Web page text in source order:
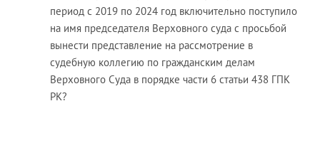
период с 2019 по 2024 год включительно поступило
на имя председателя Верховного суда с просьбой
вынести представление на рассмотрение в
судебную коллегию по гражданским делам
Верховного Суда в порядке части 6 статьи 438 ГПК
РК?